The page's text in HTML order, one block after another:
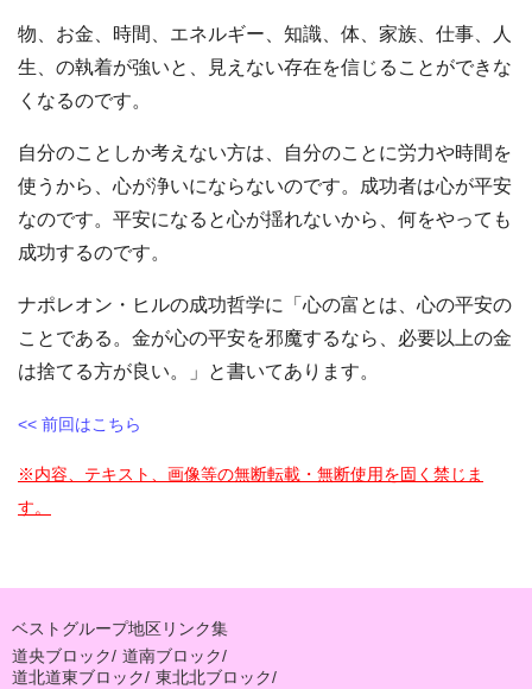
物、お金、時間、エネルギー、知識、体、家族、仕事、人
生、の執着が強いと、見えない存在を信じることができな
くなるのです。
自分のことしか考えない方は、自分のことに労力や時間を
使うから、心が浄いにならないのです。成功者は心が平安
なのです。平安になると心が揺れないから、何をやっても
成功するのです。
ナポレオン・ヒルの成功哲学に「心の富とは、心の平安の
ことである。金が心の平安を邪魔するなら、必要以上の金
は捨てる方が良い。」と書いてあります。
<< 前回はこちら
※内容、テキスト、画像等の無断転載・無断使用を固く禁じま
す。
ベストグループ地区リンク集
道央ブロック/ 道南ブロック/
道北道東ブロック/ 東北北ブロック/